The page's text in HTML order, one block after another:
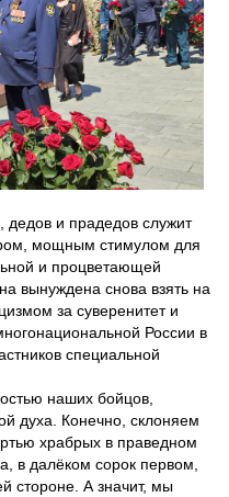
и прадедов служит
мощным стимулом для
и процветающей
вынуждена снова взять на
за суверенитет и
России в
специальной
наших бойцов,
духа. Конечно, склоняем
храбрых в праведном
в далёком сорок первом,
стороне. А значит, мы